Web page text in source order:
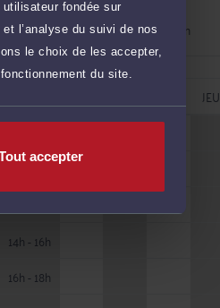
fondée sur
l’analyse du suivi de nos
le choix de les accepter,
du site.
accepter
Rendez-vous
cabinet
Consultation
vidéo
JEU
10h - 12h
14h - 16h
16h - 18h